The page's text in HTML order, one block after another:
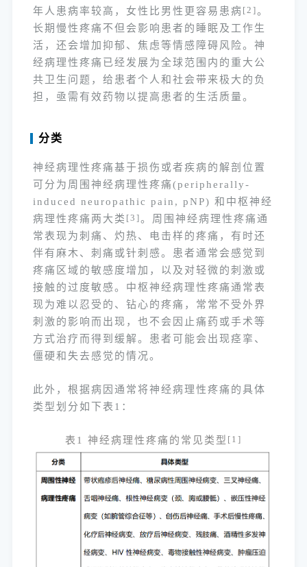
年人患病率较高，女性比男性更容易患病 [2] 。
长期慢性疼痛不但会影响患者的睡眠及工作生
活，还会增加抑郁、焦虑等情感障碍风险。神
经病理性疼痛已经发展为全球范围内的重大公
共卫生问题，给患者个人和社会带来极大的负
担，亟需有效药物以提高患者的生活质量。
分类
神经病理性疼痛基于损伤或者疾病的解剖位置
可分为周围神经病理性疼痛(peripherally-
induced neuropathic pain, pNP) 和中枢神经
病理性疼痛两大类 [3] 。周围神经病理性疼痛通
常表现为刺痛、灼热、电击样的疼痛，有时还
伴有麻木、刺痛或针刺感。患者通常会感觉到
疼痛区域的敏感度增加，以及对轻微的刺激或
接触的过度敏感。中枢神经病理性疼痛通常表
现为难以忍受的、钻心的疼痛，常常不受外界
刺激的影响而出现，也不会因止痛药或手术等
方式治疗而得到缓解。患者可能会出现痉挛、
僵硬和失去感觉的情况。
此外，根据病因通常将神经病理性疼痛的具体
类型划分如下表1：
表1 神经病理性疼痛的常见类型 [1]